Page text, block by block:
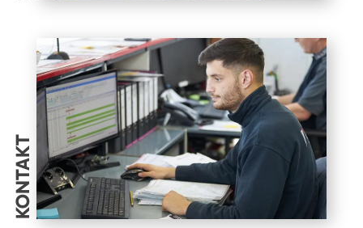
KONTAKT